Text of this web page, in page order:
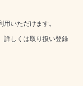
いただけます。
詳しくは取り扱い登録